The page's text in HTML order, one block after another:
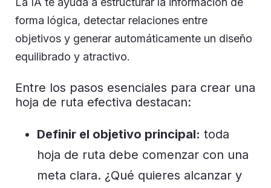
forma lógica, detectar relaciones entre
objetivos y generar automáticamente un diseño
equilibrado y atractivo.
Entre los pasos esenciales para crear una
hoja de ruta efectiva destacan:
Definir el objetivo principal: toda
hoja de ruta debe comenzar con una
meta clara. ¿Qué quieres alcanzar y